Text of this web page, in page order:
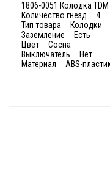
1806-0051 Колодка
Количество гнёзд 4
Тип товара Колодки
Заземление Есть
Цвет Сосна
Выключатель Нет
Материал ABS-